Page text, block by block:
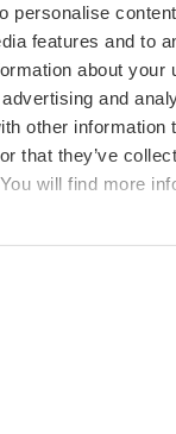
personalise
features and to
about your
and
other information
that they’ve
will find more
10.00 tot 13.00
en Calle de las
het ruilen van
verkopen van
munten,
stripboeken,
vinden.